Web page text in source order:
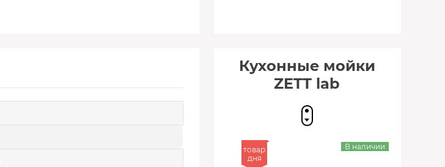
Кухонные мойки
ZETT lab
товар
дня
В наличии